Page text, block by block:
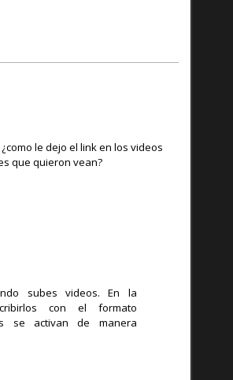
le dejo el link en los videos
que quieron vean?
subes videos. En la
con el formato
se activan de manera